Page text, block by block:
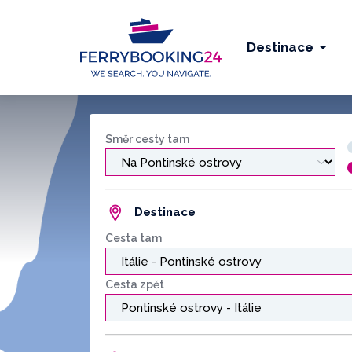
Destinace
Směr cesty tam
Destinace
Cesta tam
Cesta zpět